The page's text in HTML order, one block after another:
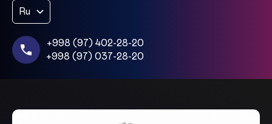
Ru
+998 (97) 402-28-20
+998 (97) 037-28-20